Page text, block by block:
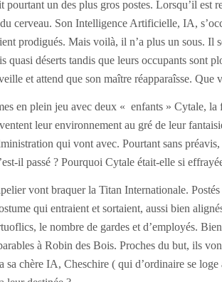
pourtant un des plus gros postes. Lorsqu’il est
cerveau. Son Intelligence Artificielle, IA,
prodigués. Mais voilà, il n’a plus un sous. Il
quasi déserts tandis que leurs occupants sont
et attend que son maître réapparaîsse. Que
en plein jeu avec deux « enfants » Cytale,
leur environnement au gré de leur
qui vont avec. Pourtant sans
il passé ? Pourquoi Cytale était-elle si
vont braquer la Titan Internationale.
qui entraient et sortaient, aussi bien
le nombre de gardes et d’employés.
à Robin des Bois. Proches du but, ils
sa chère IA, Cheschire ( qui d’ordinaire se